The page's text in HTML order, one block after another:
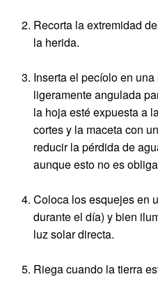
Recorta la extremidad
la herida.
Inserta el pecíolo en
ligeramente angulada
la hoja esté expuesta a
cortes y la maceta con
reducir la pérdida de
aunque esto no es
Coloca los esquejes en
durante el día) y bien
luz solar directa.
Riega cuando la tierra